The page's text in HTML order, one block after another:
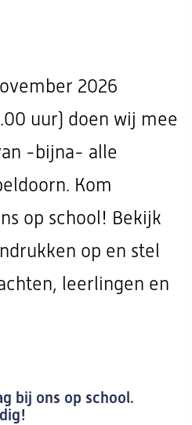
2026
uur) doen wij mee
-bijna- alle
Kom
op school! Bekijk
op en stel
leerlingen en
bij ons op school.